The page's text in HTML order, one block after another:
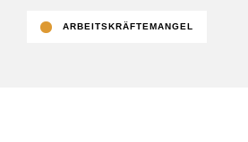
ARBEITSKRÄFTEMANGEL